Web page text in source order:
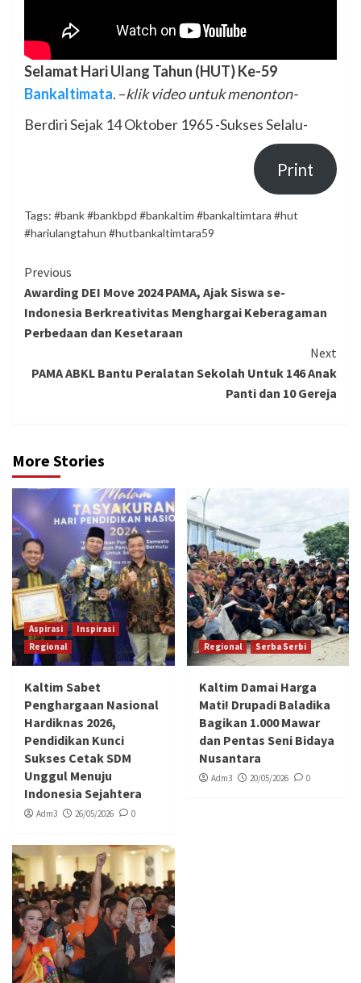
Selamat Hari Ulang Tahun (HUT) Ke-59
Bankaltimata. –klik video untuk menonton-
Berdiri Sejak 14 Oktober 1965 -Sukses Selalu-
Print
Tags: #bank #bankbpd #bankaltim #bankaltimtara #hut
#hariulangtahun #hutbankaltimtara59
Continue
Reading
Previous
Awarding DEI Move 2024 PAMA, Ajak Siswa se-
Indonesia Berkreativitas Menghargai Keberagaman
Perbedaan dan Kesetaraan
Next
PAMA ABKL Bantu Peralatan Sekolah Untuk 146 Anak
Panti dan 10 Gereja
More Stories
Aspirasi
Inspirasi
Regional
Kaltim Sabet
Penghargaan Nasional
Hardiknas 2026,
Pendidikan Kunci
Sukses Cetak SDM
Unggul Menuju
Indonesia Sejahtera
Adm3 26/05/2026 0
Regional Serba Serbi
Kaltim Damai Harga
Mati! Drupadi Baladika
Bagikan 1.000 Mawar
dan Pentas Seni Bidaya
Nusantara
Adm3 20/05/2026 0